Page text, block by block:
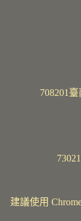
708201
建議使用